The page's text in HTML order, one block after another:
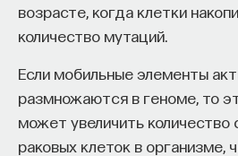
возрасте, когда клетки
количество мутаций.
Если мобильные элементы
размножаются в геноме, то
может увеличить
раковых клеток в организме,